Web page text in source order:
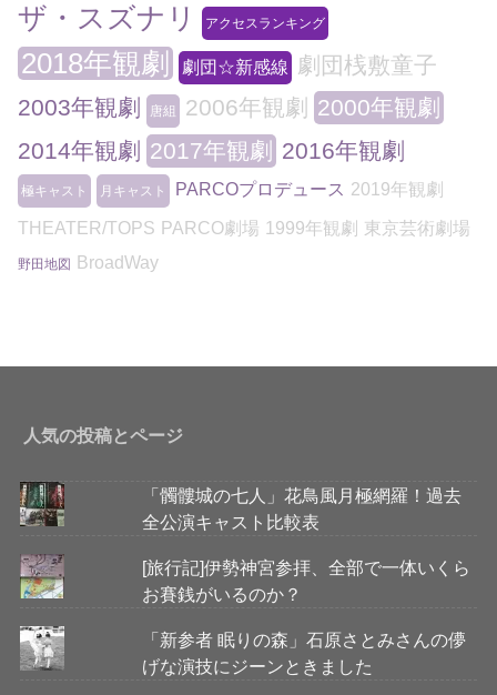
ザ・スズナリ
アクセスランキング
2018年観劇 劇団☆新感線
劇団桟敷童子
2003年観劇
唐組 2006年観劇
2000年観劇
2014年観劇 2017年観劇 2016年観劇
極キャスト 月キャスト PARCOプロデュース 2019年観劇
THEATER/TOPS PARCO劇場 1999年観劇 東京芸術劇場
野田地図 BroadWay
人気の投稿とページ
「髑髏城の七人」花鳥風月極網羅！過去
全公演キャスト比較表
[旅行記]伊勢神宮参拝、全部で一体いくら
お賽銭がいるのか？
「新参者 眠りの森」石原さとみさんの儚
げな演技にジーンときました